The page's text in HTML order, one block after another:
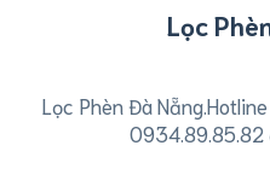
Lọc
Lọc Phèn Đà
0934.89.85.82